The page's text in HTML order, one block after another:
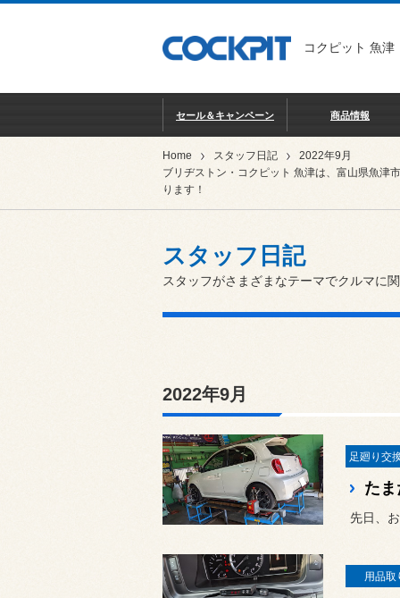
コクピット 魚津
セール＆キャンペーン 商品情報
Home スタッフ日記
2022年9月
ブリヂストン・コクピット 魚津は、富山県魚津
ります！
スタッフ日記
スタッフがさまざまなテーマでクルマに
2022年9月
た
用品取